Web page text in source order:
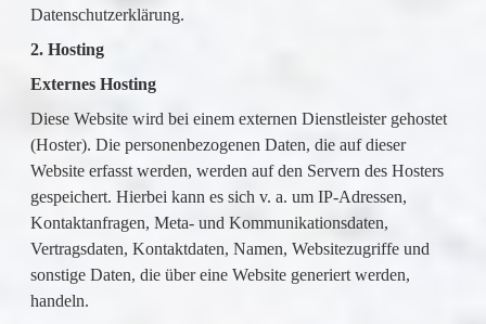
Datenschutzerklärung.
2. Hosting
Externes Hosting
Diese Website wird bei einem externen Dienstleister gehostet
(Hoster). Die personenbezogenen Daten, die auf dieser
Website erfasst werden, werden auf den Servern des Hosters
gespeichert. Hierbei kann es sich v. a. um IP-Adressen,
Kontaktanfragen, Meta- und Kommunikationsdaten,
Vertragsdaten, Kontaktdaten, Namen, Websitezugriffe und
sonstige Daten, die über eine Website generiert werden,
handeln.